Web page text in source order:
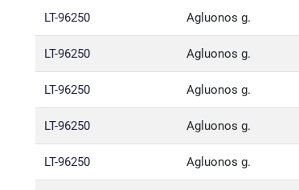
LT-96250 Agluonos g.
LT-96250 Agluonos g.
LT-96250 Agluonos g.
LT-96250 Agluonos g.
LT-96250 Agluonos g.